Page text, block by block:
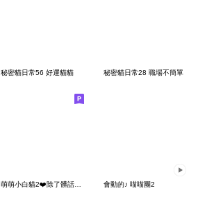
秘密貓日常56 好運貓貓 秘密貓日常28 職場不簡單
萌萌小白貓2❤️除了髒話，跟你沒啥好說 會動的♪ 喵喵團2